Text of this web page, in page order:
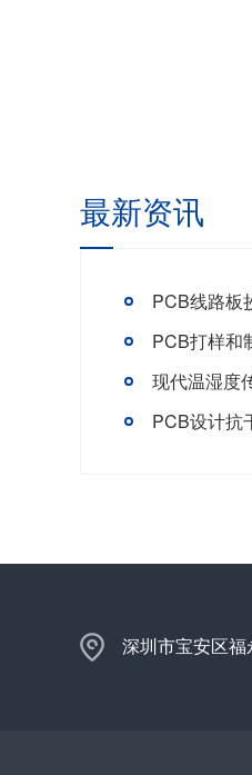
最新资讯
PCB线路板
PCB打样和
现代温湿度
PCB设计抗
深圳市宝安区福